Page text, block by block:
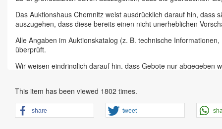
Das Auktionshaus Chemnitz weist ausdrücklich darauf hin, dass
auszugehen, dass diese bereits einen nicht unerheblichen
Alle Angaben im Auktionskatalog (z. B. technische
überprüft.
Wir weisen eindringlich darauf hin, dass Gebote nur abgegeben
Online Bieter, Bieter bei Vor-Ort-Versteigerungen direkt beim
Sämtliche Neueingänge werden sofort online gestellt. Sobald
vorheriger Anmeldung zu besichtigen.
This item has been viewed 1802 times.
share tweet